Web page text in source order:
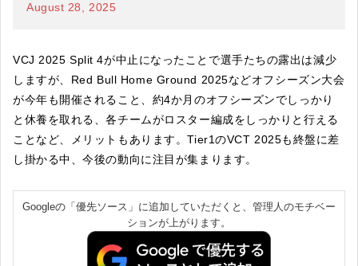
August 28, 2025
VCJ 2025 Split 4が中止になったことで選手たちの露出は減少
しますが、Red Bull Home Ground 2025などオフシーズン大会
が今年も開催されること、約4か月のオフシーズンでしっかり
と休養を取れる、各チームがロスター編成をしっかりと行える
ことなど、メリットもあります。Tier1のVCT 2025も終盤に差
し掛かる中、今後の動向に注目が集まります。
Googleの「優先ソース」に追加していただくと、管理人のモチベー
ションが上がります。